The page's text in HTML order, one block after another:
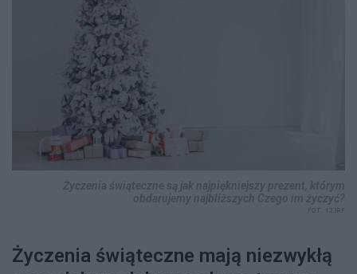
Życzenia świąteczne mają niezwykłą